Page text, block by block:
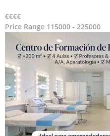
€€€€
Price Range 115000 - 225000